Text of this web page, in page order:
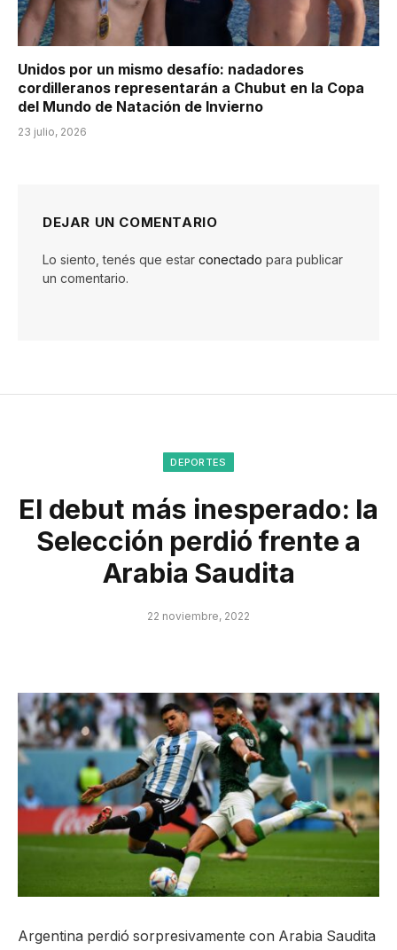
Unidos por un mismo desafío: nadadores
cordilleranos representarán a Chubut en la Copa
del Mundo de Natación de Invierno
23 julio, 2026
DEJAR UN COMENTARIO
Lo siento, tenés que estar conectado para publicar
un comentario.
DEPORTES
El debut más inesperado: la
Selección perdió frente a
Arabia Saudita
22 noviembre, 2022
Argentina perdió sorpresivamente con Arabia Saudita